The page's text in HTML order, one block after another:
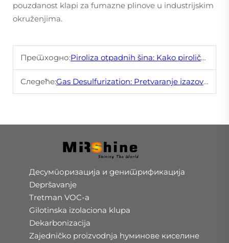
pouzdanost klapi za fumazne plinove u industrijskim
okruženjima.
Претходно:Piroliza otpadnih šina: Kako pirolična tehnologija menja igru
Следеће:Gas Desulfurization: Pretvaranje izazova sumporne kiseline u prilike
Десумпоризација и денитрификација
Depršavanje
Tretman VOC-a
Gilotinska izolaciona klupa
Dekarbonizacija
Zajedničko proizvodnja hуминове киселине